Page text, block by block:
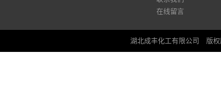
在线留言
湖北成丰化工有限公司 版